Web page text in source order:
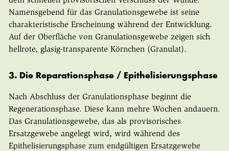
Namensgebend für das Granulationsgewebe ist seine
charakteristische Erscheinung während der Entwicklung.
Auf der Oberfläche von Granulationsgewebe zeigen sich
hellrote, glasig-transparente Körnchen (Granulat).
3. Die Reparationsphase / Epithelisierungsphase
Nach Abschluss der Granulationsphase beginnt die
Regenerationsphase. Diese kann mehre Wochen andauern.
Das Granulationsgewebe, das als provisorisches
Ersatzgewebe angelegt wird, wird während des
Epithelisierungsphase zum endgültigen Ersatzgewebe